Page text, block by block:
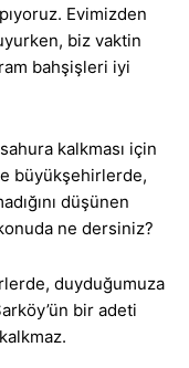
Evimizden
biz vaktin
bahşişleri iyi
kalkması için
büyükşehirlerde,
düşünen
ne dersiniz?
duyduğumuza
bir adeti